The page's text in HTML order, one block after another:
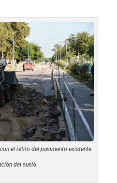
el retiro del pavimento existente
del suelo.